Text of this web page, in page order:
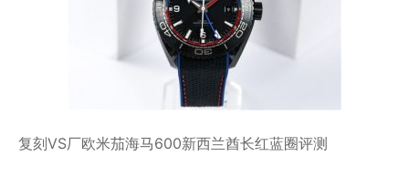
复刻VS厂欧米茄海马600新西兰酋长红蓝圈评测